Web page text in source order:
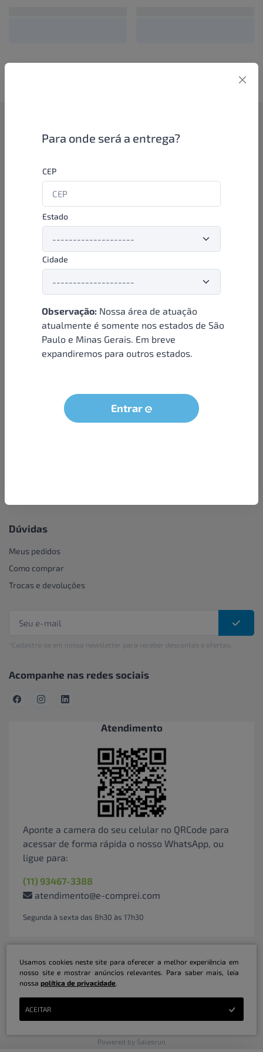
Para onde será a entrega?
CEP
Estado
Cidade
Observação: Nossa área de atuação
atualmente é somente nos estados de São
Paulo e Minas Gerais. Em breve
expandiremos para outros estados.
Entrar
Como funciona
aproveitar as promoções e ofertas direto das indústrias de
beleza e higiene em nossa plataforma. E o melhor: você continua
comprando de seus distribuidores parceiros e encontra novos
distribuidores para comprar cada vez com mais praticidade e
agilidade. Aproveite!
Formas de pagamento
Institucional
Sobre nós
Condições e termos
Seja um parceiro
LGPD - Solicitação dos dados do titular
Dúvidas
Meus pedidos
Como comprar
Trocas e devoluções
*Cadastre-se em nossa newsletter para receber descontos e ofertas.
Acompanhe nas redes sociais
Atendimento
Aponte a camera do seu celular no QRCode para
acessar de forma rápida o nosso WhatsApp, ou
ligue para:
(11) 93467-3388
atendimento@e-comprei.com
Segunda à sexta das 8h30 às 17h30
Marketplace B2B Serviços Inteligentes Ltda | CNPJ: 31.415.786/0001-31 | ©
Powered by Salesrun
Usamos cookies neste site para oferecer a melhor experiência em
nosso site e mostrar anúncios relevantes. Para saber mais, leia
nossapolítica de privacidade.
ACEITAR